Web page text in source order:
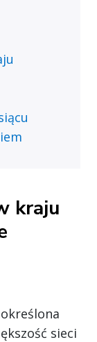
kraju
sieci